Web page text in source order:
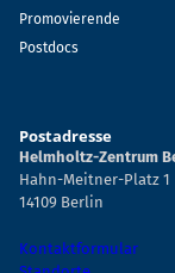
Promovierende
Postdocs
Postadresse
Helmholtz-Zentrum
Hahn-Meitner-Platz 1
14109 Berlin
Kontaktformular